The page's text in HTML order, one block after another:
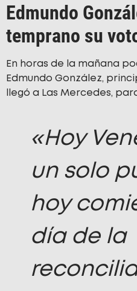
Edmundo
temprano su
En horas de la mañana
Edmundo González,
llegó a Las Mercedes,
«Hoy
un solo
hoy
día de la